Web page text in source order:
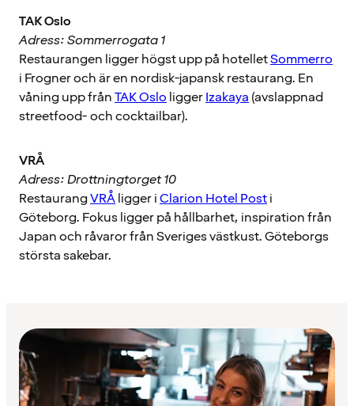
TAK Oslo
Adress: Sommerrogata 1
Restaurangen ligger högst upp på hotelletSommerro
i Frogner och är en nordisk-japansk restaurang. En
våning upp frånTAK Oslo liggerIzakaya (avslappnad
streetfood- och cocktailbar).
VRÅ
Adress: Drottningtorget 10
RestaurangVRÅligger iClarion Hotel Posti
Göteborg. Fokus ligger på hållbarhet, inspiration från
Japan och råvaror från Sveriges västkust. Göteborgs
största sakebar.